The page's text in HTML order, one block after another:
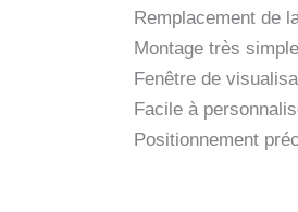
Remplacement de
Montage très
Fenêtre de
Facile à
Positionnement